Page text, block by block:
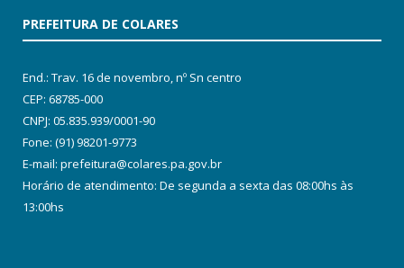
PREFEITURA DE COLARES
End.: Trav. 16 de novembro, nº Sn centro
CEP: 68785-000
CNPJ: 05.835.939/0001-90
Fone: (91) 98201-9773
E-mail: prefeitura@colares.pa.gov.br
Horário de atendimento: De segunda a sexta das 08:00hs às
13:00hs